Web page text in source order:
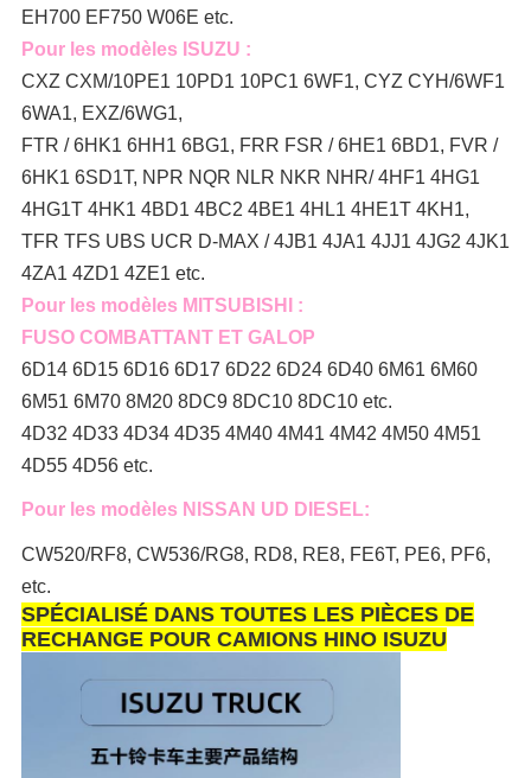
EH700 EF750 W06E etc.
Pour les modèles ISUZU :
CXZ CXM/10PE1 10PD1 10PC1 6WF1, CYZ CYH/6WF1
6WA1, EXZ/6WG1,
FTR / 6HK1 6HH1 6BG1, FRR FSR / 6HE1 6BD1, FVR /
6HK1 6SD1T, NPR NQR NLR NKR NHR/ 4HF1 4HG1
4HG1T 4HK1 4BD1 4BC2 4BE1 4HL1 4HE1T 4KH1,
TFR TFS UBS UCR D-MAX / 4JB1 4JA1 4JJ1 4JG2 4JK1
4ZA1 4ZD1 4ZE1 etc.
Pour les modèles MITSUBISHI :
FUSO COMBATTANT ET GALOP
6D14 6D15 6D16 6D17 6D22 6D24 6D40 6M61 6M60
6M51 6M70 8M20 8DC9 8DC10 8DC10 etc.
4D32 4D33 4D34 4D35 4M40 4M41 4M42 4M50 4M51
4D55 4D56 etc.
Pour les modèles NISSAN UD DIESEL:
CW520/RF8, CW536/RG8, RD8, RE8, FE6T, PE6, PF6,
etc.
SPÉCIALISÉ DANS TOUTES LES PIÈCES DE
RECHANGE POUR CAMIONS HINO ISUZU